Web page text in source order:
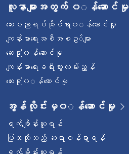
လူနာများအတွက် ၀◌န်ဆောင်မှု
ဆေးပညာရပ်ဆိုင်ရာ၀◌န်ဆောင်မှု
ကျန်းမာရေးအစီအစဥ◌်များ
ဆေးရုံ၀န်ဆောင်မှု
ကျန်းမာရေးခရီးသွားလမ်းညွှန်
ဆေးရုံ၀◌န်ဆောင်မှု
အွန်လိုင်းမှ၀◌န်ဆောင်မှု
ရက်ချိန်းယူရန်
ပြသလိုသည့် ဆရာဝန်ရှာရန်